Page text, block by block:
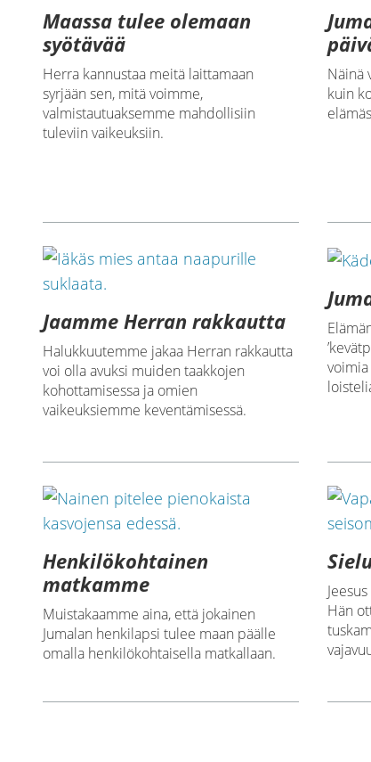
Maassa tulee olemaan
syötävää
Herra kannustaa meitä laittamaan
syrjään sen, mitä voimme,
valmistautuaksemme mahdollisiin
tuleviin vaikeuksiin.
Näinä
kuin
Jaamme Herran rakkautta
Halukkuutemme jakaa Herran rakkautta
voi olla avuksi muiden taakkojen
kohottamisessa ja omien
vaikeuksiemme keventämisessä.
Henkilökohtainen
matkamme
Muistakaamme aina, että jokainen
Jumalan henkilapsi tulee maan päälle
omalla henkilökohtaisella matkallaan.
Hän